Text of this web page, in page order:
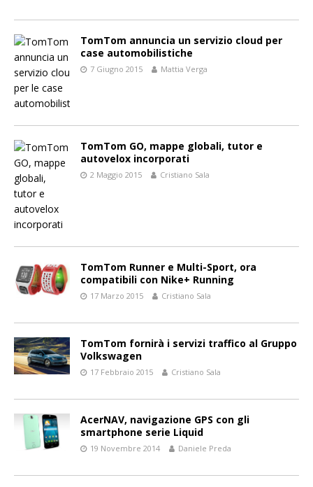
TomTom annuncia un servizio cloud per
case automobilistiche
7 Giugno 2015 Mattia Verga
TomTom GO, mappe globali, tutor e
autovelox incorporati
2 Maggio 2015 Cristiano Sala
TomTom Runner e Multi-Sport, ora
compatibili con Nike+ Running
17 Marzo 2015 Cristiano Sala
TomTom fornirà i servizi traffico al Gruppo
Volkswagen
17 Febbraio 2015 Cristiano Sala
AcerNAV, navigazione GPS con gli
smartphone serie Liquid
19 Novembre 2014 Daniele Preda